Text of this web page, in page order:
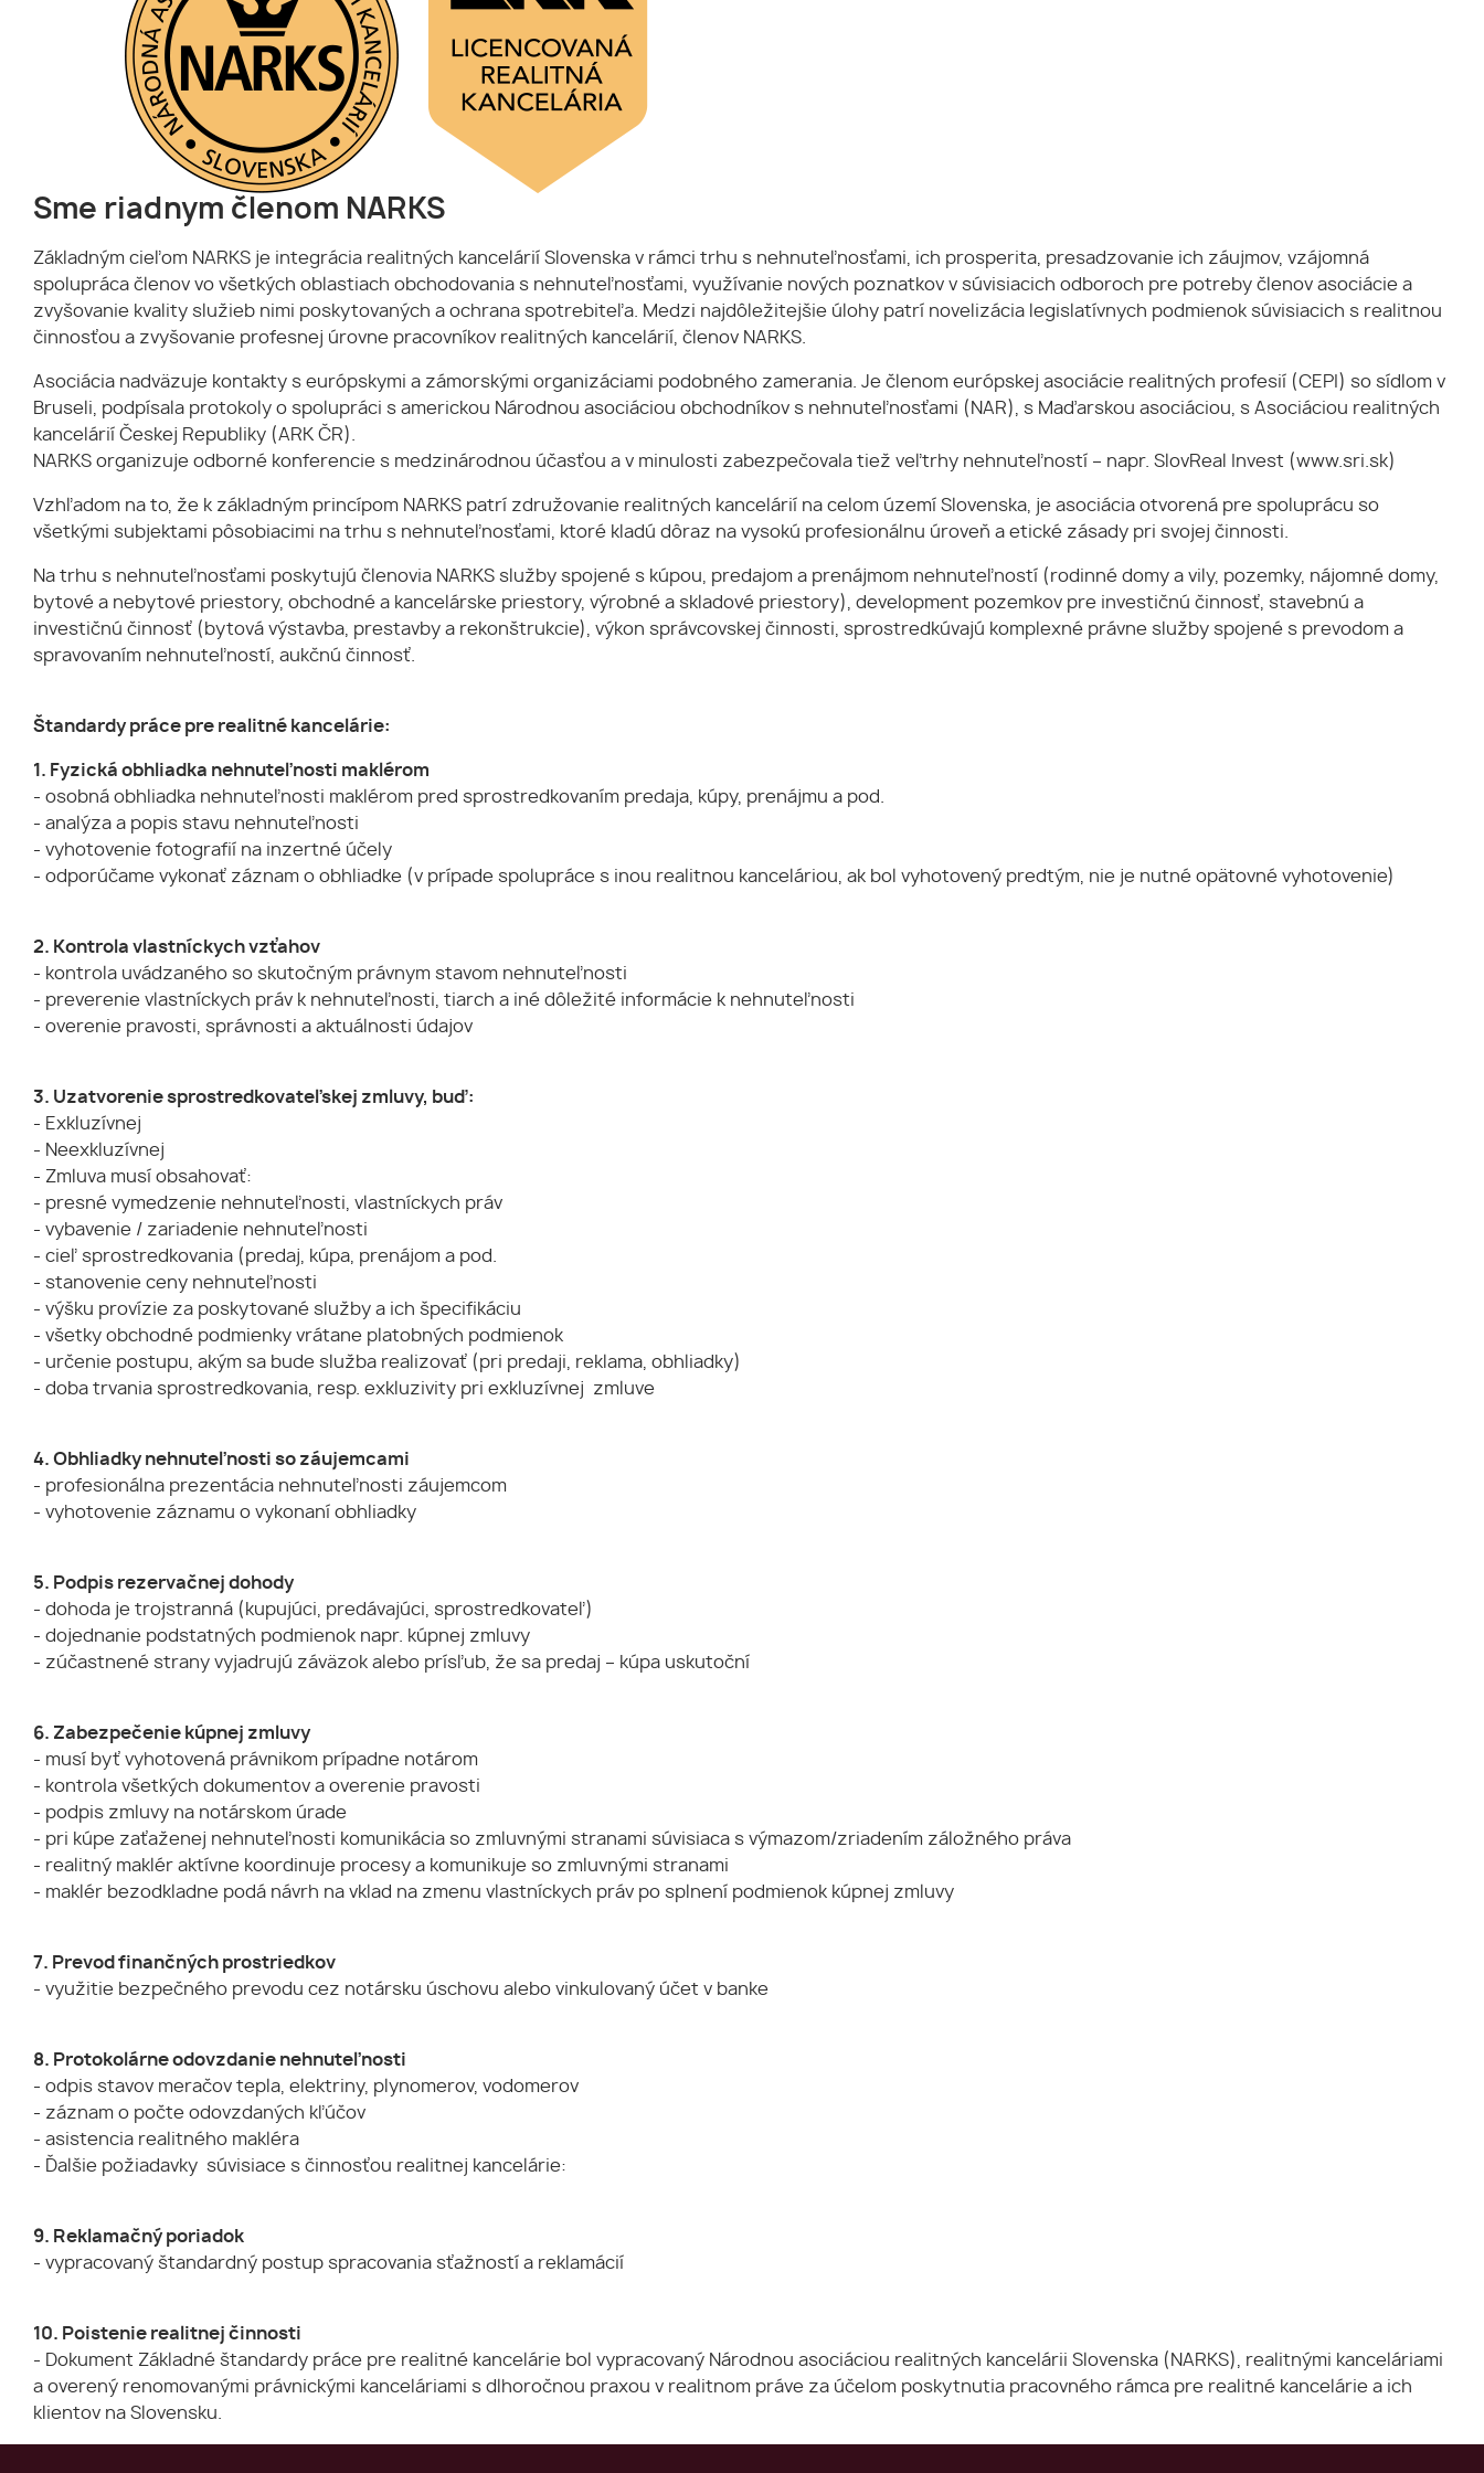
Sme riadnym členom NARKS
Základným cieľom NARKS je integrácia realitných kancelárií Slovenska v rámci trhu s nehnuteľnosťami, ich prosperita, presadzovanie ich záujmov, vzájomná
spolupráca členov vo všetkých oblastiach obchodovania s nehnuteľnosťami, využívanie nových poznatkov v súvisiacich odboroch pre potreby členov asociácie a
zvyšovanie kvality služieb nimi poskytovaných a ochrana spotrebiteľa. Medzi najdôležitejšie úlohy patrí novelizácia legislatívnych podmienok súvisiacich s realitnou
činnosťou a zvyšovanie profesnej úrovne pracovníkov realitných kancelárií, členov NARKS.
Asociácia nadväzuje kontakty s európskymi a zámorskými organizáciami podobného zamerania. Je členom európskej asociácie realitných profesií (CEPI) so sídlom v
Bruseli, podpísala protokoly o spolupráci s americkou Národnou asociáciou obchodníkov s nehnuteľnosťami (NAR), s Maďarskou asociáciou, s Asociáciou realitných
kancelárií Českej Republiky (ARK ČR).
NARKS organizuje odborné konferencie s medzinárodnou účasťou a v minulosti zabezpečovala tiež veľtrhy nehnuteľností – napr. SlovReal Invest (www.sri.sk)
Vzhľadom na to, že k základným princípom NARKS patrí združovanie realitných kancelárií na celom území Slovenska, je asociácia otvorená pre spoluprácu so
všetkými subjektami pôsobiacimi na trhu s nehnuteľnosťami, ktoré kladú dôraz na vysokú profesionálnu úroveň a etické zásady pri svojej činnosti.
Na trhu s nehnuteľnosťami poskytujú členovia NARKS služby spojené s kúpou, predajom a prenájmom nehnuteľností (rodinné domy a vily, pozemky, nájomné domy,
bytové a nebytové priestory, obchodné a kancelárske priestory, výrobné a skladové priestory), development pozemkov pre investičnú činnosť, stavebnú a
investičnú činnosť (bytová výstavba, prestavby a rekonštrukcie), výkon správcovskej činnosti, sprostredkúvajú komplexné právne služby spojené s prevodom a
spravovaním nehnuteľností, aukčnú činnosť.
Štandardy práce pre realitné kancelárie:
1. Fyzická obhliadka nehnuteľnosti maklérom
- osobná obhliadka nehnuteľnosti maklérom pred sprostredkovaním predaja, kúpy, prenájmu a pod.
- analýza a popis stavu nehnuteľnosti
- vyhotovenie fotografií na inzertné účely
- odporúčame vykonať záznam o obhliadke (v prípade spolupráce s inou realitnou kanceláriou, ak bol vyhotovený predtým, nie je nutné opätovné vyhotovenie)
2. Kontrola vlastníckych vzťahov
- kontrola uvádzaného so skutočným právnym stavom nehnuteľnosti
- preverenie vlastníckych práv k nehnuteľnosti, tiarch a iné dôležité informácie k nehnuteľnosti
- overenie pravosti, správnosti a aktuálnosti údajov
3. Uzatvorenie sprostredkovateľskej zmluvy, buď:
- Exkluzívnej
- Neexkluzívnej
- Zmluva musí obsahovať:
- presné vymedzenie nehnuteľnosti, vlastníckych práv
- vybavenie / zariadenie nehnuteľnosti
- cieľ sprostredkovania (predaj, kúpa, prenájom a pod.
- stanovenie ceny nehnuteľnosti
- výšku provízie za poskytované služby a ich špecifikáciu
- všetky obchodné podmienky vrátane platobných podmienok
- určenie postupu, akým sa bude služba realizovať (pri predaji, reklama, obhliadky)
- doba trvania sprostredkovania, resp. exkluzivity pri exkluzívnej zmluve
4. Obhliadky nehnuteľnosti so záujemcami
- profesionálna prezentácia nehnuteľnosti záujemcom
- vyhotovenie záznamu o vykonaní obhliadky
5. Podpis rezervačnej dohody
- dohoda je trojstranná (kupujúci, predávajúci, sprostredkovateľ)
- dojednanie podstatných podmienok napr. kúpnej zmluvy
- zúčastnené strany vyjadrujú záväzok alebo prísľub, že sa predaj – kúpa uskutoční
6. Zabezpečenie kúpnej zmluvy
- musí byť vyhotovená právnikom prípadne notárom
- kontrola všetkých dokumentov a overenie pravosti
- podpis zmluvy na notárskom úrade
- pri kúpe zaťaženej nehnuteľnosti komunikácia so zmluvnými stranami súvisiaca s výmazom/zriadením záložného práva
- realitný maklér aktívne koordinuje procesy a komunikuje so zmluvnými stranami
- maklér bezodkladne podá návrh na vklad na zmenu vlastníckych práv po splnení podmienok kúpnej zmluvy
7. Prevod finančných prostriedkov
- využitie bezpečného prevodu cez notársku úschovu alebo vinkulovaný účet v banke
8. Protokolárne odovzdanie nehnuteľnosti
- odpis stavov meračov tepla, elektriny, plynomerov, vodomerov
- záznam o počte odovzdaných kľúčov
- asistencia realitného makléra
- Ďalšie požiadavky súvisiace s činnosťou realitnej kancelárie:
9. Reklamačný poriadok
- vypracovaný štandardný postup spracovania sťažností a reklamácií
10. Poistenie realitnej činnosti
- Dokument Základné štandardy práce pre realitné kancelárie bol vypracovaný Národnou asociáciou realitných kancelárii Slovenska (NARKS), realitnými kanceláriami
a overený renomovanými právnickými kanceláriami s dlhoročnou praxou v realitnom práve za účelom poskytnutia pracovného rámca pre realitné kancelárie a ich
klientov na Slovensku.